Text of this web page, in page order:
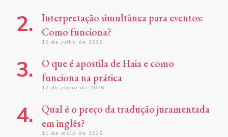
Interpretação simultânea para eventos:
Como funciona?
10 de julho de 2026
O que é apostila de Haia e como
funciona na prática
12 de junho de 2026
Qual é o preço da tradução juramentada
em inglês?
11 de maio de 2026